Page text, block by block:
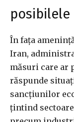
posibilele
În fața
Iran,
măsuri care ar
răspunde
sancțiunilor
țintind